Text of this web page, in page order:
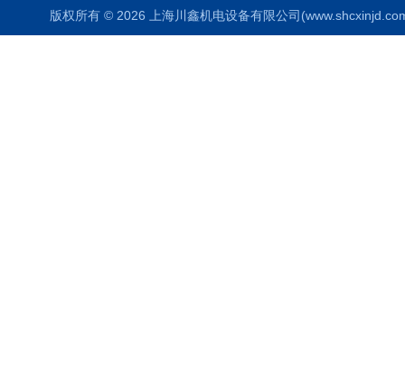
版权所有 © 2026 上海川鑫机电设备有限公司